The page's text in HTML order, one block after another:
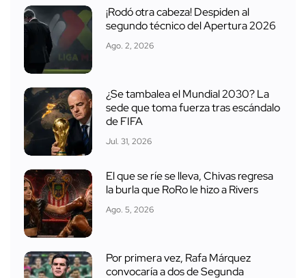
¡Rodó otra cabeza! Despiden al
segundo técnico del Apertura 2026
Ago. 2, 2026
¿Se tambalea el Mundial 2030? La
sede que toma fuerza tras escándalo
de FIFA
Jul. 31, 2026
El que se ríe se lleva, Chivas regresa
la burla que RoRo le hizo a Rivers
Ago. 5, 2026
Por primera vez, Rafa Márquez
convocaría a dos de Segunda